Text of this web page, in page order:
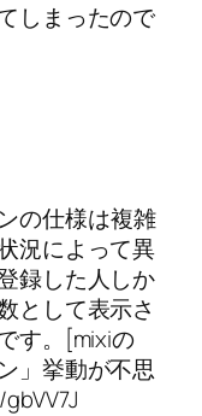
しまったので
の仕様は複雑
況によって異
録した人しか
として表示さ
す。[mixiの
」挙動が不思